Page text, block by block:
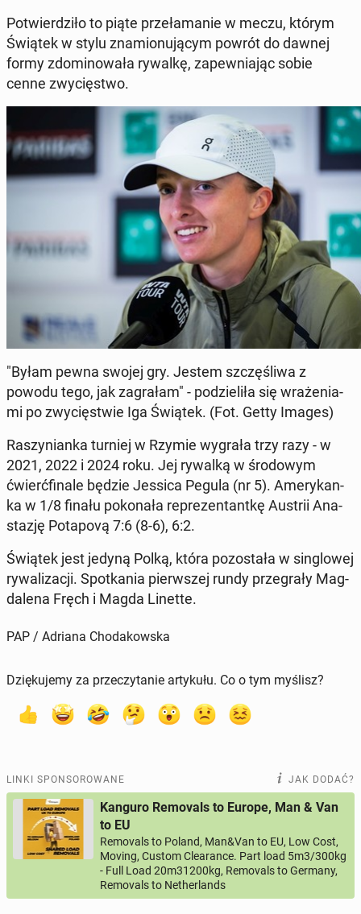
Po­twier­dzi­ło to piąte prze­ła­ma­nie w meczu, którym
Świątek w stylu zna­mio­nu­ją­cym powrót do dawnej
formy zdo­mi­no­wa­ła rywalkę, za­pew­nia­jąc sobie
cenne zwy­cię­stwo.
"Byłam pewna swojej gry. Jestem szczę­śli­wa z
powodu tego, jak za­gra­łam" - po­dzie­li­ła się wra­że­nia­
mi po zwy­cię­stwie Iga Świątek. (Fot. Getty Images)
Ra­szy­nian­ka turniej w Rzymie wygrała trzy razy - w
2021, 2022 i 2024 roku. Jej rywalką w śro­do­wym
ćwierć­fi­na­le będzie Jessica Pegula (nr 5). Ame­ry­kan­
ka w 1/8 finału po­ko­na­ła re­pre­zen­tant­kę Austrii Ana­
sta­zję Po­ta­po­vą 7:6 (8-6), 6:2.
Świątek jest jedyną Polką, która po­zo­sta­ła w sin­glo­wej
ry­wa­li­za­cji. Spo­tka­nia pierw­szej rundy prze­gra­ły Mag­
da­le­na Fręch i Magda Linette.
PAP / Adriana Chodakowska
Dziękujemy za przeczytanie artykułu. Co o tym myślisz?
LINKI SPONSOROWANE JAK DODAĆ?
Kanguro Removals to Europe, Man & Van
to EU
Removals to Poland, Man&Van to EU, Low Cost,
Moving, Custom Clearance. Part load 5m3/300kg
- Full Load 20m31200kg, Removals to Germany,
Removals to Netherlands